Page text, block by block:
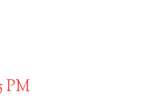
PM